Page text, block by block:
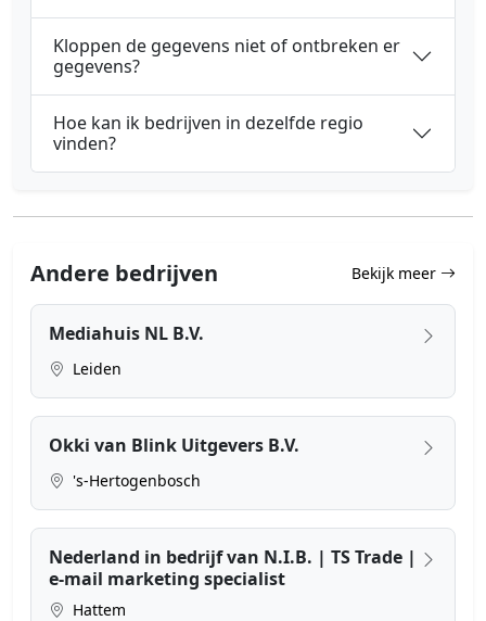
Kloppen de gegevens niet of ontbreken er
gegevens?
Hoe kan ik bedrijven in dezelfde regio
vinden?
Andere bedrijven Bekijk meer
Mediahuis NL B.V.
Leiden
Okki van Blink Uitgevers B.V.
's-Hertogenbosch
Nederland in bedrijf van N.I.B. | TS Trade |
e-mail marketing specialist
Hattem